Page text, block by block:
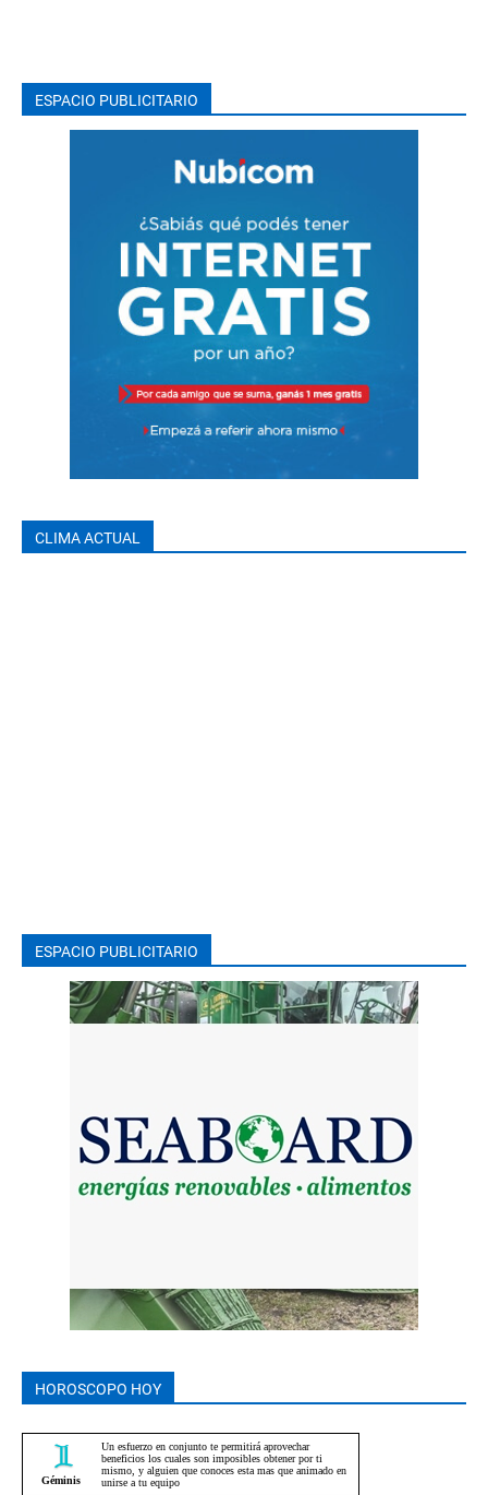
ESPACIO PUBLICITARIO
CLIMA ACTUAL
ESPACIO PUBLICITARIO
HOROSCOPO HOY